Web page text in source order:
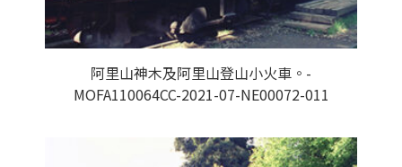
阿里山神木及阿里山登山小火車。-
MOFA110064CC-2021-07-NE00072-011